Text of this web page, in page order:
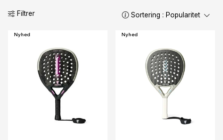
Filtrer Sortering : Popularitet
Nyhed Nyhed